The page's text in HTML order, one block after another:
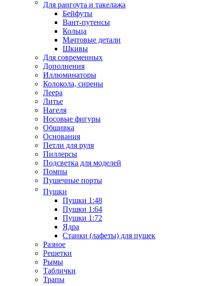
Для рангоута и такелажа
Бейфуты
Вант-путенсы
Кольца
Мачтовые детали
Шкивы
Для современных
Дополнения
Иллюминаторы
Колокола, сирены
Леера
Литье
Нагеля
Носовые фигуры
Обшивка
Основания
Петли для руля
Пиллерсы
Подсветка для моделей
Помпы
Пушечные порты
Пушки
Пушки 1:48
Пушки 1:64
Пушки 1:72
Ядра
Станки (лафеты) для пушек
Разное
Решетки
Рымы
Таблички
Трапы